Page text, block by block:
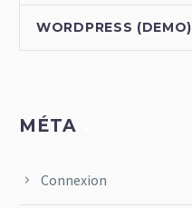
WORDPRESS (DEMO)
MÉTA
Connexion